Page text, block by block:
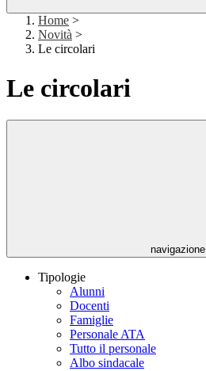
Home >
Novità >
Le circolari
Le circolari
navigazione
Tipologie
Alunni
Docenti
Famiglie
Personale ATA
Tutto il personale
Albo sindacale